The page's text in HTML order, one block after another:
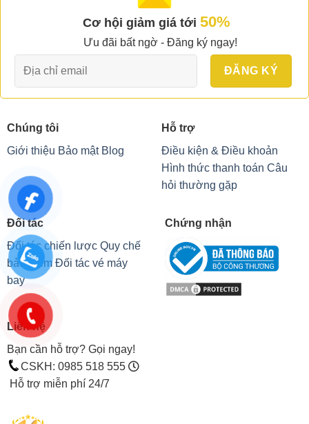
Cơ hội giảm giá tới 50%
Ưu đãi bất ngờ - Đăng ký ngay!
Chúng tôi
Giới thiệu Bảo mật Blog
Hỗ trợ
Điều kiện & Điều khoản
Hình thức thanh toán Câu
hỏi thường gặp
Đối tác
Đối tác chiến lược Quy chế
bảo hiểm Đối tác vé máy
bay
Chứng nhận
Liên hệ
Bạn cần hỗ trợ? Gọi ngay!
CSKH: 0985 518 555
Hỗ trợ miễn phí 24/7